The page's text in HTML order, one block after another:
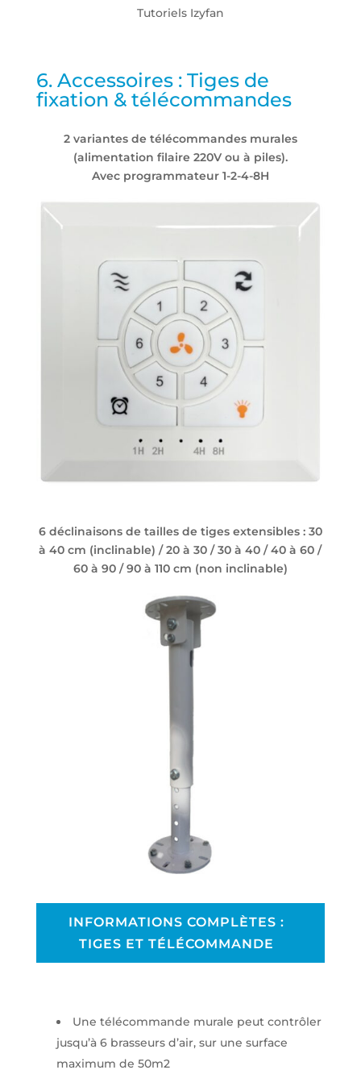
Tutoriels Izyfan
6. Accessoires : Tiges de
fixation & télécommandes
2 variantes de télécommandes murales
(alimentation filaire 220V ou à piles).
Avec programmateur 1-2-4-8H
6 déclinaisons de tailles de tiges extensibles : 30
à 40 cm (inclinable) / 20 à 30 / 30 à 40 / 40 à 60 /
60 à 90 / 90 à 110 cm (non inclinable)
INFORMATIONS COMPLÈTES :
TIGES ET TÉLÉCOMMANDE
Une télécommande murale peut contrôler
jusqu’à 6 brasseurs d’air, sur une surface
maximum de 50m2